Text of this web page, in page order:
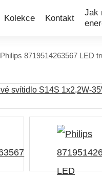
Kolekce Kontakt
Jak
Philips 8719514263567 LED